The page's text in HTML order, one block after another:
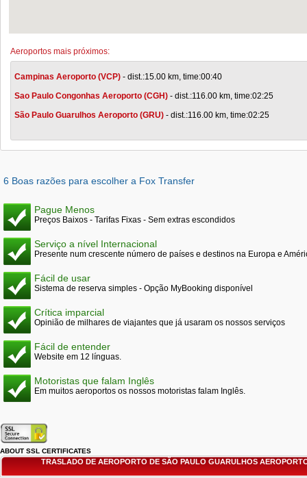
Aeroportos mais próximos:
Campinas Aeroporto (VCP) - dist.:15.00 km, time:00:40
Sao Paulo Congonhas Aeroporto (CGH) - dist.:116.00 km, time:02:25
São Paulo Guarulhos Aeroporto (GRU) - dist.:116.00 km, time:02:25
6 Boas razões para escolher a Fox Transfer
Pague Menos
Preços Baixos - Tarifas Fixas - Sem extras escondidos
Serviço a nível Internacional
Presente num crescente número de países e destinos na Europa e
Fácil de usar
Sistema de reserva simples - Opção MyBooking disponível
Crítica imparcial
Opinião de milhares de viajantes que já usaram os nossos serviços
Fácil de entender
Website em 12 línguas.
Motoristas que falam Inglês
Em muitos aeroportos os nossos motoristas falam Inglês.
ABOUT SSL CERTIFICATES
TRASLADO DE AEROPORTO DE SÃO PAULO GUARULHOS